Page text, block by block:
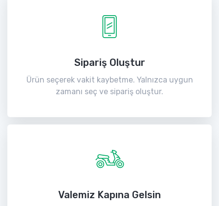
Sipariş Oluştur
Ürün seçerek vakit kaybetme. Yalnızca uygun
zamanı seç ve sipariş oluştur.
Valemiz Kapına Gelsin